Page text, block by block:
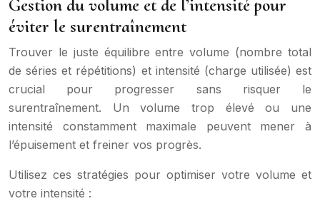
Gestion du volume et de l’intensité pour
éviter le surentraînement
Trouver le juste équilibre entre volume (nombre total
de séries et répétitions) et intensité (charge utilisée) est
crucial pour progresser sans risquer le
surentraînement. Un volume trop élevé ou une
intensité constamment maximale peuvent mener à
l’épuisement et freiner vos progrès.
Utilisez ces stratégies pour optimiser votre volume et
votre intensité :